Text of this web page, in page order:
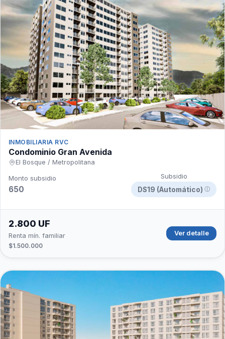
INMOBILIARIA RVC
Condominio Gran Avenida
El Bosque / Metropolitana
Monto subsidio
650
Subsidio
DS19 (Automático) ⓘ
2.800 UF
Renta mín. familiar
$1.500.000
Ver detalle